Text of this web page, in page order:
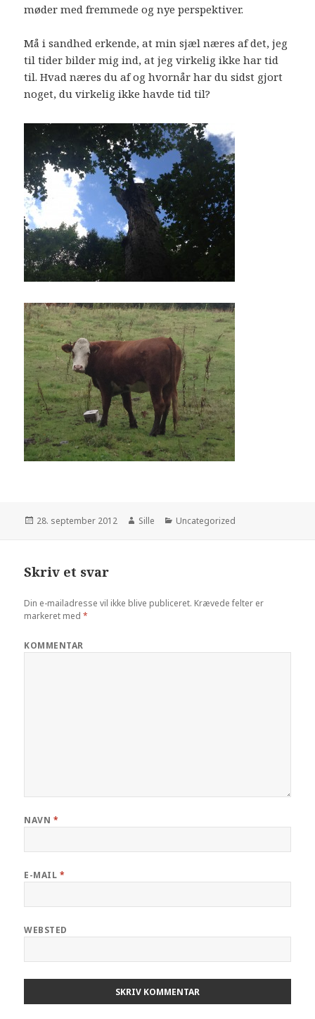
møder med fremmede og nye perspektiver.
Må i sandhed erkende, at min sjæl næres af det, jeg
til tider bilder mig ind, at jeg virkelig ikke har tid
til. Hvad næres du af og hvornår har du sidst gjort
noget, du virkelig ikke havde tid til?
Udgivet
28. september 2012 Forfatter
Sille Kategorier
Uncategorized
Skriv et svar
Din e-mailadresse vil ikke blive publiceret. Krævede felter er
markeret med*
KOMMENTAR
NAVN *
E-MAIL *
WEBSTED